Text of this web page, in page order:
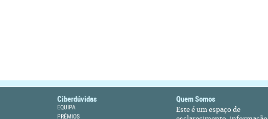
Ciberdúvidas
EQUIPA
PRÉMIOS
Quem Somos
Este é um espaço de